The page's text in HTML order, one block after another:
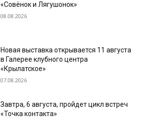
«Совёнок и Лягушонок»
08.08.2026
Новая выставка открывается 11 августа
в Галерее клубного центра
«Крылатское»
07.08.2026
Завтра, 6 августа, пройдет цикл встреч
«Точка контакта»